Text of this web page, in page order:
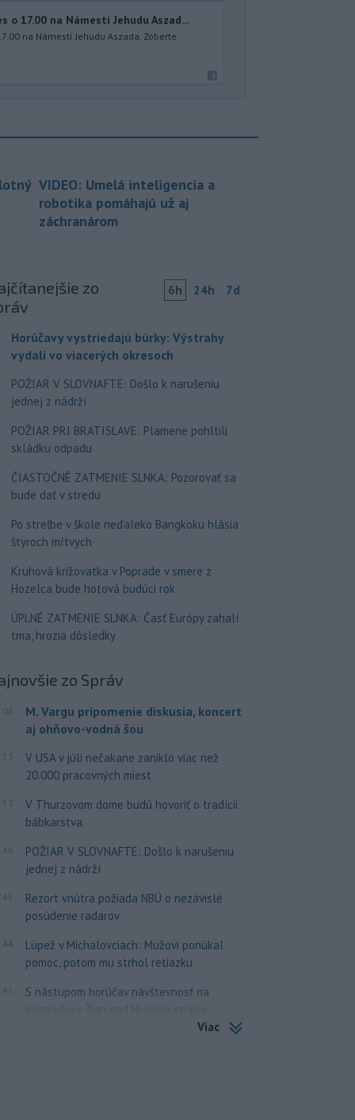
o 17.00 na Námestí Jehudu Aszad...
na Námestí Jehudu Aszada. Zoberte
VIDEO: Umelá inteligencia a
robotika pomáhajú už aj
záchranárom
zo
6h 24h 7d
Horúčavy vystriedajú búrky: Výstrahy
vydali vo viacerých okresoch
POŽIAR V SLOVNAFTE: Došlo k narušeniu
jednej z nádrží
POŽIAR PRI BRATISLAVE: Plamene pohltili
skládku odpadu
ČIASTOČNÉ ZATMENIE SLNKA: Pozorovať sa
bude dať v stredu
Po streľbe v škole neďaleko Bangkoku hlásia
štyroch mŕtvych
Kruhová križovatka v Poprade v smere z
Hozelca bude hotová budúci rok
ÚPLNÉ ZATMENIE SLNKA: Časť Európy zahalí
tma, hrozia dôsledky
zo Správ
M. Vargu pripomenie diskusia, koncert
aj ohňovo-vodná šou
V USA v júli nečakane zaniklo viac než
20.000 pracovných miest
V Thurzovom dome budú hovoriť o tradícii
bábkarstva
POŽIAR V SLOVNAFTE: Došlo k narušeniu
jednej z nádrží
Rezort vnútra požiada NBÚ o nezávislé
posúdenie radarov
Lúpež v Michalovciach: Mužovi ponúkal
pomoc, potom mu strhol retiazku
S nástupom horúčav návštevnosť na
kúpalisku v Žiari nad Hronom stúpla
Viac